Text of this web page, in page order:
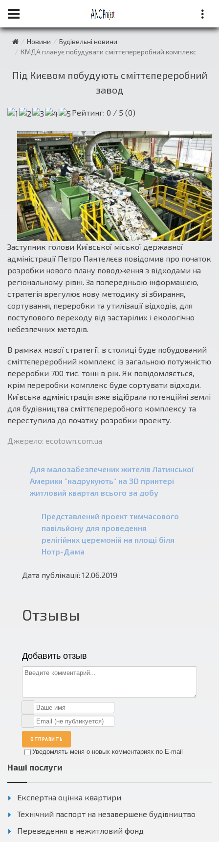
Новини
Будівельні новини
КМДА планує побудувати сміттєпереробний комплекс
Під Києвом побудують сміттєпереробний
завод
Рейтинг: 0 / 5 (0)
Заступник голови Київської міської державної
адміністрації Петро Пантелєєв повідомив про початок
розробки нового плану поводження з відходами на
регіональному рівні. За попередньою інформацією,
стратегія врегулює нову методику зі збирання,
сортування, переробки та утилізації відходів, для
поступового переходу від застарілих і екологічно
небезпечних методів.
В рамках нової стратегії, в столиці буде побудований
сміттєпереробний комплекс із загальною потужністю
переробки 700 тис. тонн в рік. Як повідомляється,
крім переробки комплекс буде сортувати відходи.
Київська адміністрація вже відібрала потенційні землі
для будівництва сміттєпереробного комплексу та
переступила до початку розробки проекту.
Джерело: ecotown.com.ua
Для малозабезпечених жителів Латинської
Америки "надрукують" на 3D принтері
житловий квартал всього за добу
Представлений проект тимчасового
павільйону для проведення
релігійних церемоній на площі біля
Нотр-Дама
Дата публікації: 12.06.2019
Отзывы
Добавить отзыв
ОТПРАВИТЬ
Уведомлять меня о новых комментариях по E-mail
Наші послуги
Експертна оцінка квартири
Технічний паспорт на незавершене будівництво
Переведення в нежитловий фонд